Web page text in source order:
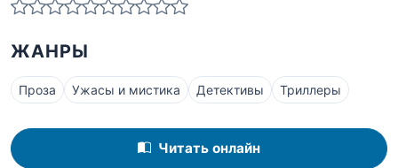
ЖАНРЫ
Проза Ужасы и мистика Детективы Триллеры
Читать онлайн